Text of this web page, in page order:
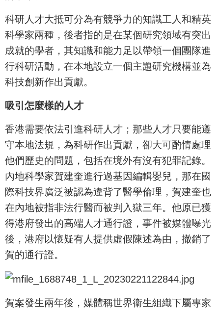
科研人才大抵可分為有競爭力的知識工人和精英
科學家兩種，後者指的是在某個研究領域有突出
成就的學者，其知識和能力足以帶領一個團隊進
行科研活動，在本地設立一個主題研究機構並為
科技創新作出貢獻。
吸引怎麼樣的人才
香港需要依法引進科研人才；那些人才只要能遵
守本地法規，為科研作出貢獻，卻大可酌情處理
他們歷史的問題，包括在境外有沒有犯罪記錄。
內地科學家賀建奎進行過基因編輯嬰兒，那在國
際科技界廣泛被認為違背了醫學倫理，賀建奎也
在內地被指非法行醫而被判入獄三年。他原已獲
得港府發出的高端人才通行證，事件被媒體曝光
後，港府以懷疑有人提供虛假陳述為由，撤銷了
賀的通行證。
賀案發生兩年後，媒體稱世界衞生組織下屬專家